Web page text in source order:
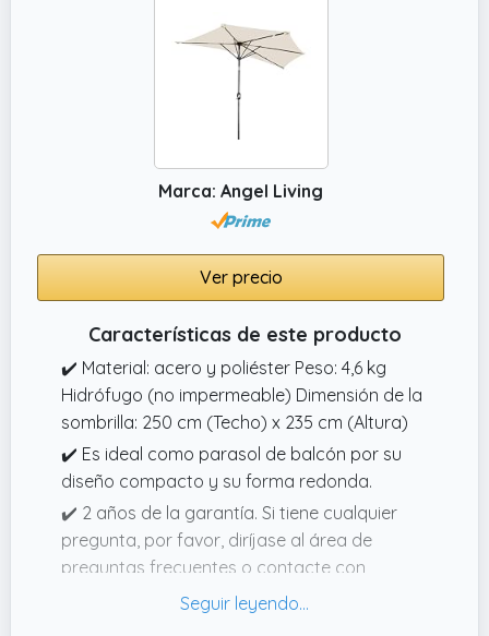
Marca: Angel Living
Ver precio
Características de este producto
✔️ Material: acero y poliéster Peso: 4,6 kg
Hidrófugo (no impermeable) Dimensión de la
sombrilla: 250 cm (Techo) x 235 cm (Altura)
✔️ Es ideal como parasol de balcón por su
diseño compacto y su forma redonda.
✔️ 2 años de la garantía. Si tiene cualquier
pregunta, por favor, diríjase al área de
preguntas frecuentes o contacte con
nosotros a través de info@angelliving.de.